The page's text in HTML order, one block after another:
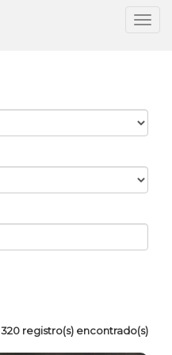
320 registro(s) encontrado(s)